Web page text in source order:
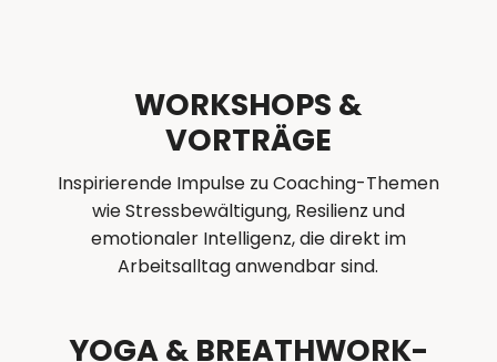
WORKSHOPS &
VORTRÄGE
Inspirierende Impulse zu Coaching-Themen
wie Stressbewältigung, Resilienz und
emotionaler Intelligenz, die direkt im
Arbeitsalltag anwendbar sind.
YOGA & BREATHWORK-